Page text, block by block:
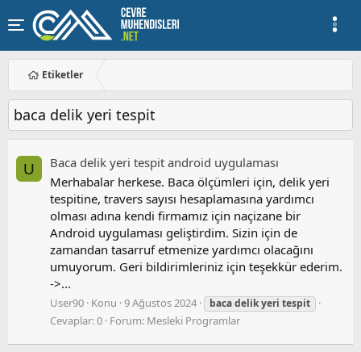
Etiketler
baca delik yeri tespit
U
Baca delik yeri tespit android uygulaması
Merhabalar herkese. Baca ölçümleri için, delik yeri
tespitine, travers sayısı hesaplamasına yardımcı
olması adına kendi firmamız için naçizane bir
Android uygulaması geliştirdim. Sizin için de
zamandan tasarruf etmenize yardımcı olacağını
umuyorum. Geri bildirimleriniz için teşekkür ederim.
->...
User90 Konu 9 Ağustos 2024 bacadelikyeri tespit
Cevaplar: 0 Forum: Mesleki Programlar